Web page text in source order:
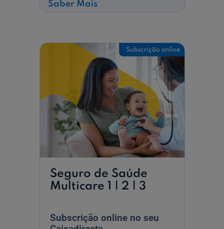
Saber Maissobre
Seguro
–
1|2|3|4
e
Autoestima
Seguro de Saúde
Multicare 1 | 2 | 3
Subscrição online no seu